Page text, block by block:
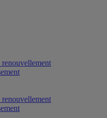
renouvellement
renouvellement